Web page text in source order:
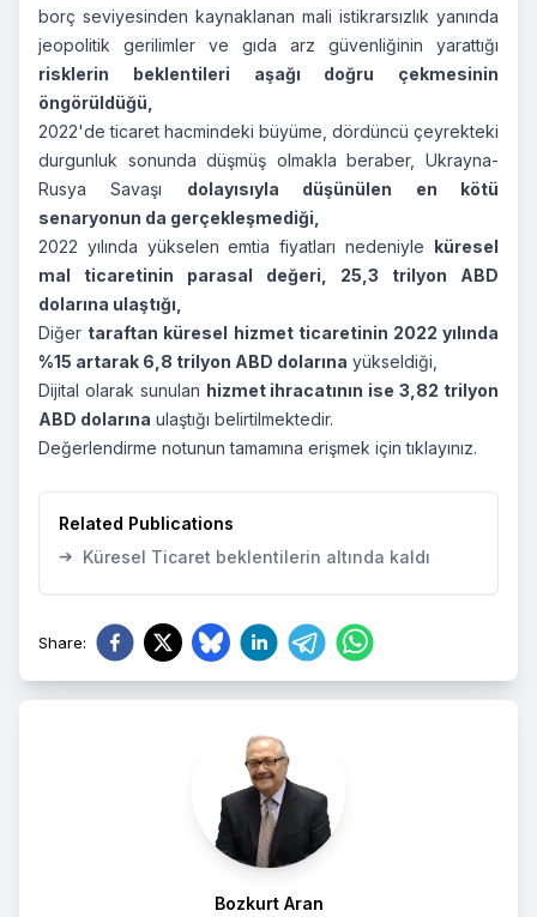
Bozkurt Aran
borç seviyesinden kaynaklanan mali istikrarsızlık yanında
jeopolitik gerilimler ve gıda arz güvenliğinin yarattığı
risklerin beklentileri aşağı doğru çekmesinin
öngörüldüğü,
2022'de ticaret hacmindeki büyüme, dördüncü çeyrekteki
durgunluk sonunda düşmüş olmakla beraber, Ukrayna-
Rusya Savaşı dolayısıyla düşünülen en kötü
senaryonun da gerçekleşmediği,
2022 yılında yükselen emtia fiyatları nedeniyle küresel
mal ticaretinin parasal değeri, 25,3 trilyon ABD
dolarına ulaştığı,
Diğer taraftan küresel hizmet ticaretinin 2022 yılında
%15 artarak 6,8 trilyon ABD dolarına yükseldiği,
Dijital olarak sunulan hizmet ihracatının ise 3,82 trilyon
ABD dolarına ulaştığı belirtilmektedir.
Değerlendirme notunun tamamına erişmek içintıklayınız.
Related Publications
➔ Küresel Ticaret beklentilerin altında kaldı
Share: